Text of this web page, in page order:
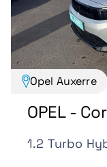
Opel Auxerre
OPEL -
1.2 Turbo